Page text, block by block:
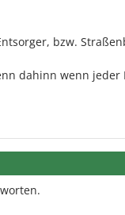
bzw.
dahinn wenn